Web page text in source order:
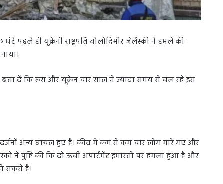
पहले ही यूक्रेनी राष्ट्रपति वोलोदिमीर जेलेंस्की ने हमले की
बता दें कि रूस और यूक्रेन चार साल से ज्यादा समय से चल रहे इस
अन्य घायल हुए हैं। कीव में कम से कम चार लोग मारे गए और
ने पुष्टि की कि दो ऊंची अपार्टमेंट इमारतों पर हमला हुआ है और
सकते हैं।